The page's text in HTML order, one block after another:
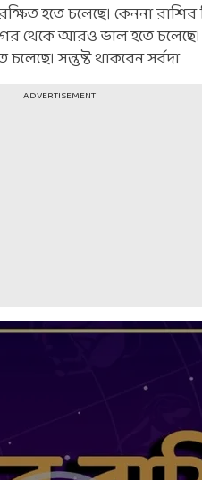
হতে চলেছে। কেননা রাশির
থেকে আরও ভাল হতে চলেছে।
সন্তুষ্ট থাকবেন সর্বদা
ADVERTISEMENT